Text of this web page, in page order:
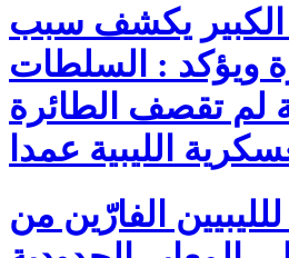
يكشف سبب
ويؤكد : السلطات
لم تقصف الطائرة
الليبية عمدا
الفارّين من